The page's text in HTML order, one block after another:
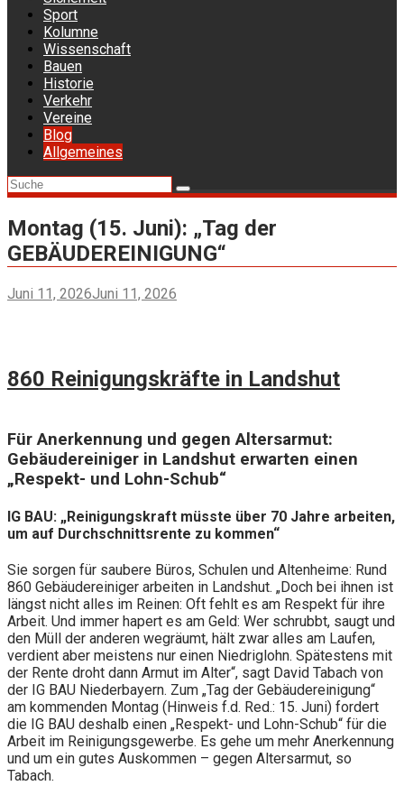
Sport
Kolumne
Wissenschaft
Bauen
Historie
Verkehr
Vereine
Blog
Allgemeines
Montag (15. Juni): „Tag der
GEBÄUDEREINIGUNG“
Juni 11, 2026Juni 11, 2026
860 Reinigungskräfte in Landshut
Für Anerkennung und gegen Altersarmut:
Gebäudereiniger in Landshut erwarten einen
„Respekt- und Lohn-Schub“
IG BAU: „Reinigungskraft müsste über 70 Jahre arbeiten,
um auf Durchschnittsrente zu kommen“
Sie sorgen für saubere Büros, Schulen und Altenheime: Rund
860 Gebäudereiniger arbeiten in Landshut. „Doch bei ihnen ist
längst nicht alles im Reinen: Oft fehlt es am Respekt für ihre
Arbeit. Und immer hapert es am Geld: Wer schrubbt, saugt und
den Müll der anderen wegräumt, hält zwar alles am Laufen,
verdient aber meistens nur einen Niedriglohn. Spätestens mit
der Rente droht dann Armut im Alter“, sagt David Tabach von
der IG BAU Niederbayern. Zum „Tag der Gebäudereinigung“
am kommenden Montag (Hinweis f.d. Red.: 15. Juni) fordert
die IG BAU deshalb einen „Respekt- und Lohn-Schub“ für die
Arbeit im Reinigungsgewerbe. Es gehe um mehr Anerkennung
und um ein gutes Auskommen – gegen Altersarmut, so
Tabach.